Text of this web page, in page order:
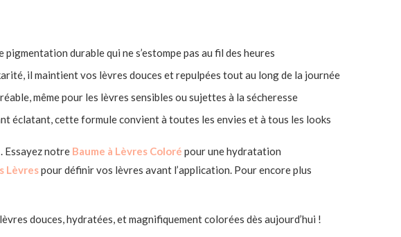
durable qui ne s’estompe pas au fil des heures
il maintient vos lèvres douces et repulpées tout au long de la journée
même pour les lèvres sensibles ou sujettes à la sécheresse
éclatant, cette formule convient à toutes les envies et à tous les looks
. Essayez notre Baume à Lèvres Coloré pour une hydratation
Lèvrespour définir vos lèvres avant l’application. Pour encore plus
douces, hydratées, et magnifiquement colorées dès aujourd’hui !